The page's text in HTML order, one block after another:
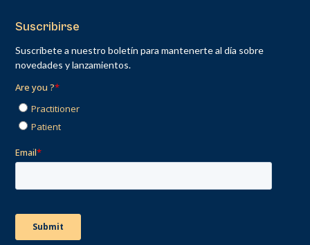
Suscribirse
Suscríbete a nuestro boletín para mantenerte al día sobre
novedades y lanzamientos.